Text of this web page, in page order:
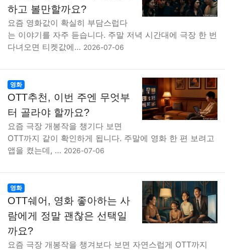
하고 볼만할까요?
요즘 영화값이 확실히 부담스럽다
는 이야기를 자주 듣습니다. 주말 저녁 시간대에 극장 한 번
다녀오면 티켓값에… 2026-07-06
영화
OTT추천, 이번 주엔 무엇부
터 골라야 할까요?
요즘 극장 개봉작을 챙기다 보면
OTT까지 같이 확인하게 됩니다. 주말에 영화 한 편 보려고
앱을 켰는데, … 2026-07-06
영화
OTT쉐어, 영화 좋아하는 사
람에게 정말 괜찮은 선택일
까요?
요즘 극장 개봉작을 챙겨보다 보면 자연스럽게 OTT까지